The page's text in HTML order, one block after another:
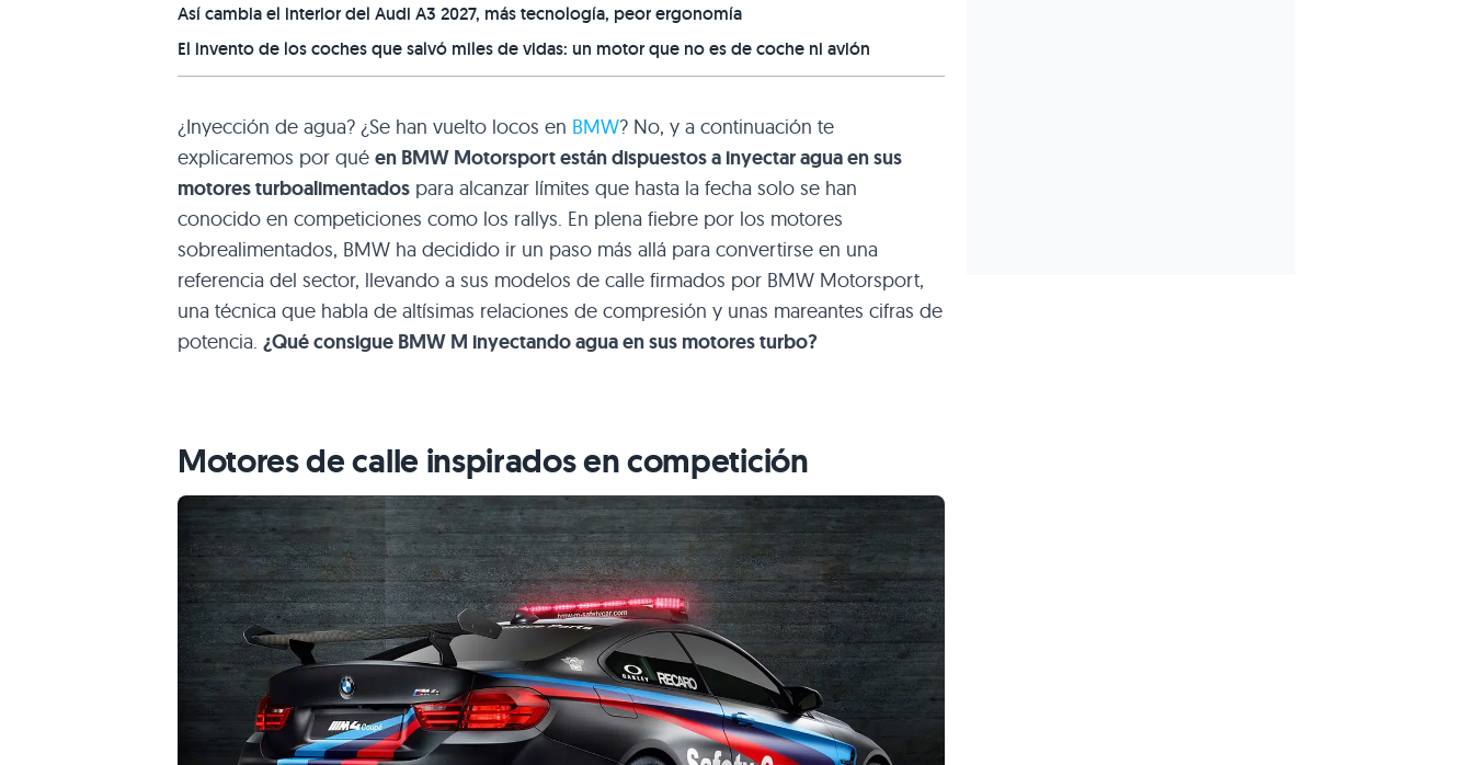
Así cambia el interior del Audi A3 2027, más tecnología, peor ergonomía
El invento de los coches que salvó miles de vidas: un motor que no es de coche ni avión
¿Inyección de agua? ¿Se han vuelto locos en BMW? No, y a continuación te
explicaremos por qué en BMW Motorsport están dispuestos a inyectar agua en sus
motores turboalimentados para alcanzar límites que hasta la fecha solo se han
conocido en competiciones como los rallys. En plena fiebre por los motores
sobrealimentados, BMW ha decidido ir un paso más allá para convertirse en una
referencia del sector, llevando a sus modelos de calle firmados por BMW Motorsport,
una técnica que habla de altísimas relaciones de compresión y unas mareantes cifras de
potencia. ¿Qué consigue BMW M inyectando agua en sus motores turbo?
Motores de calle inspirados en competición